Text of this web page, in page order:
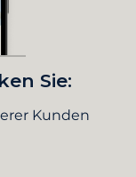
Sie:
Kunden